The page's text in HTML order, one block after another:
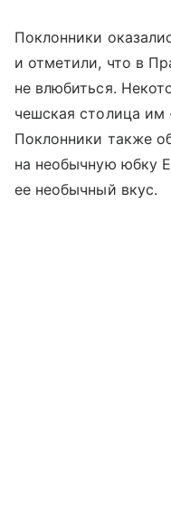
Поклонники
и отметили, что в
не влюбиться.
чешская столица им
Поклонники также
на необычную юбку
ее необычный вкус.